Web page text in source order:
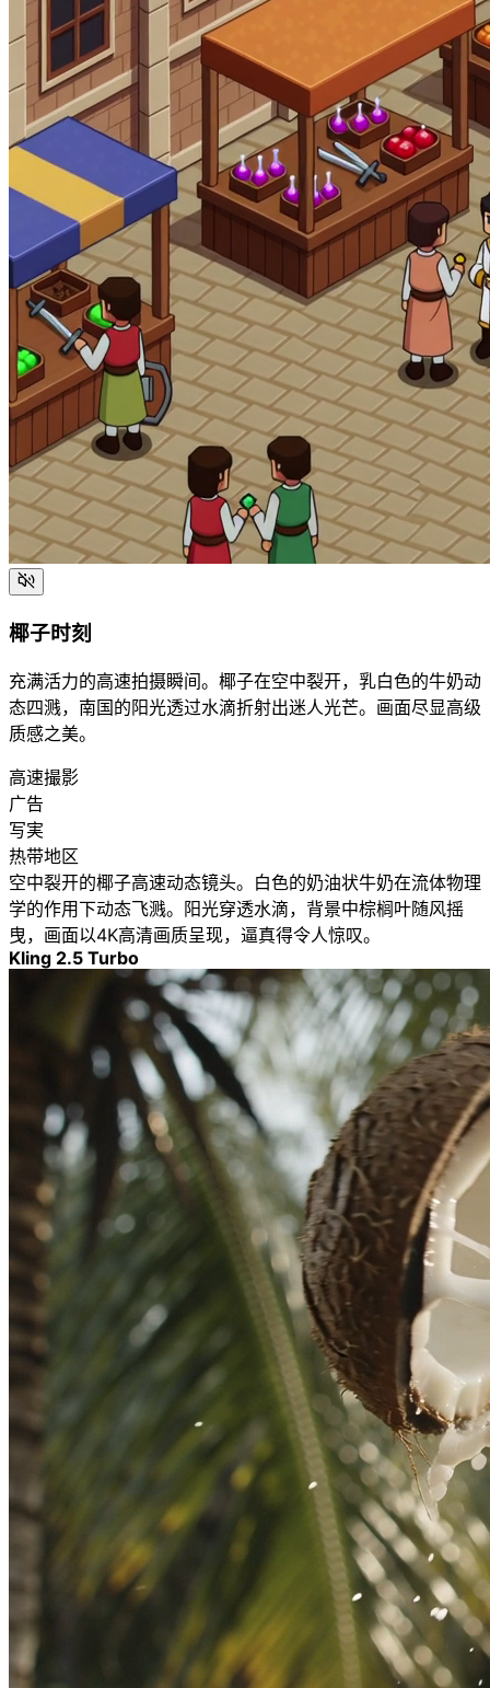
椰子时刻
充满活力的高速拍摄瞬间。椰子在空中裂开，乳白色的牛奶动
态四溅，南国的阳光透过水滴折射出迷人光芒。画面尽显高级
质感之美。
高速撮影
广告
写実
热带地区
空中裂开的椰子高速动态镜头。白色的奶油状牛奶在流体物理
学的作用下动态飞溅。阳光穿透水滴，背景中棕榈叶随风摇
曳，画面以4K高清画质呈现，逼真得令人惊叹。
Kling 2.5 Turbo